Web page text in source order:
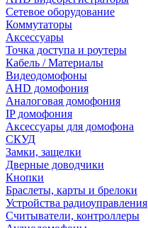
Сетевое оборудование
Коммутаторы
Аксессуары
Точка доступа и роутеры
Кабель / Материалы
Видеодомофоны
AHD домофония
Аналоговая домофония
IP домофония
Аксессуары для домофона
СКУД
Замки, защелки
Дверные доводчики
Кнопки
Браслеты, карты и брелоки
Устройства радиоуправления
Считыватели, контроллеры